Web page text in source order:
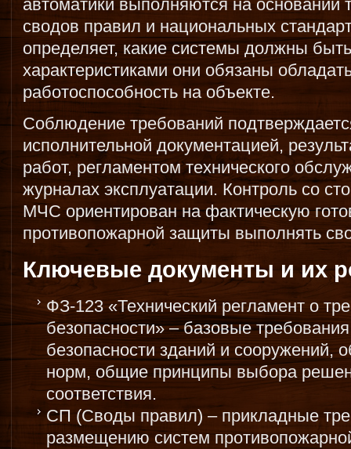
автоматики выполняются на основании
сводов правил и национальных
определяет, какие системы должны
характеристиками они обязаны
работоспособность на объекте.
Соблюдение требований
исполнительной документацией,
работ, регламентом технического
журналах эксплуатации. Контроль со
МЧС ориентирован на фактическую
противопожарной защиты выполнять
Ключевые документы и их
ФЗ-123 «Технический регламент о
безопасности» – базовые
безопасности зданий и сооружений,
норм, общие принципы выбора
соответствия.
СП (Своды правил) – прикладные
размещению систем